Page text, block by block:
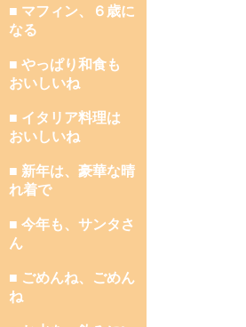
■ マフィン、６歳に
なる
■ やっぱり和食も
おいしいね
■ イタリア料理は
おいしいね
■ 新年は、豪華な晴
れ着で
■ 今年も、サンタさ
ん
■ ごめんね、ごめん
ね